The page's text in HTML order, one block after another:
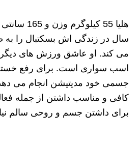
سال در زندگی اش بسکتبال را به
می کند. او عاشق ورزش های
اسب سواری است. برای رفع
جسمی خود مدیتیشن انجام می
کافی و مناسب داشتن از جمله
برای داشتن جسم و روحی سالم